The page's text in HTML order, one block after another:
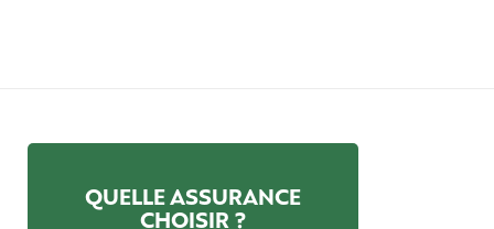
QUELLE ASSURANCE
CHOISIR ?